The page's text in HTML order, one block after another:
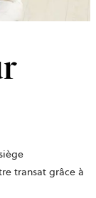
transat grâce à